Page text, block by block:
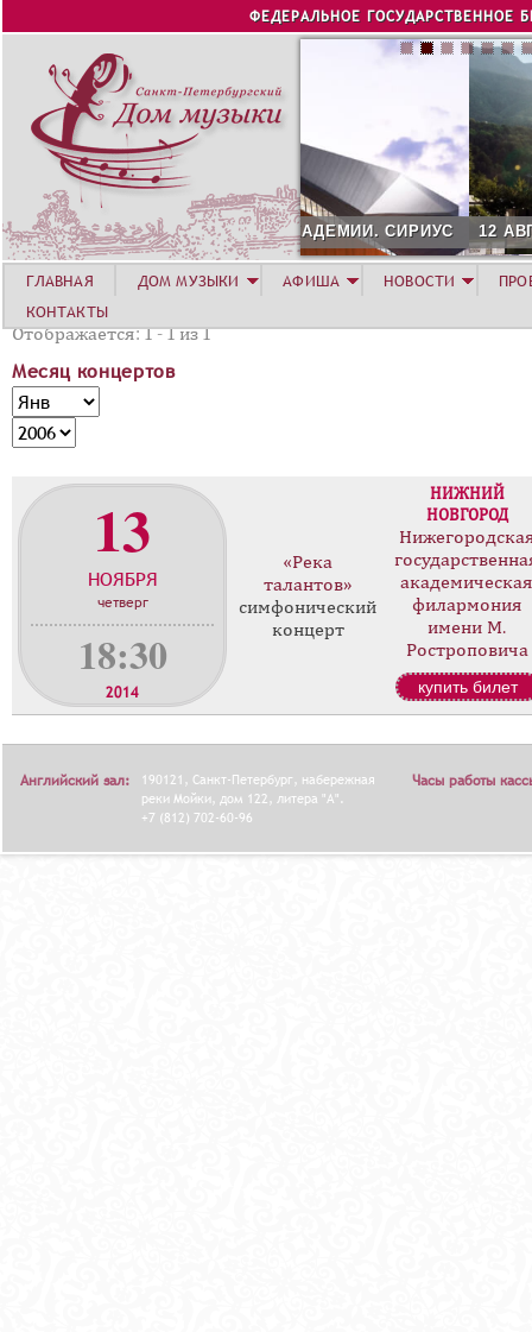
Jump to navigation
ФЕДЕРАЛЬНОЕ ГОСУДАРСТВЕННОЕ
12 АВГУСТА. КОНЦЕРТ
Отображается: 1 - 1 из 1
Месяц концертов
М
е
с
к
р
о
в
М
е
с
Г
о
13
НОЯБРЯ
четверг
18:30
2014
«Река
талантов»
симфонический
концерт
НИЖНИЙ
НОВГОРОД
академическая
филармония
имени М.
Ростроповича
купить билет
ГЛАВНАЯ ДОМ МУЗЫКИ АФИША НОВОСТИ
КОНТАКТЫ
Английский зал:
190121, Санкт-Петербург, набережная
реки Мойки, дом 122, литера "А".
+7 (812) 702-60-96
Часы работы